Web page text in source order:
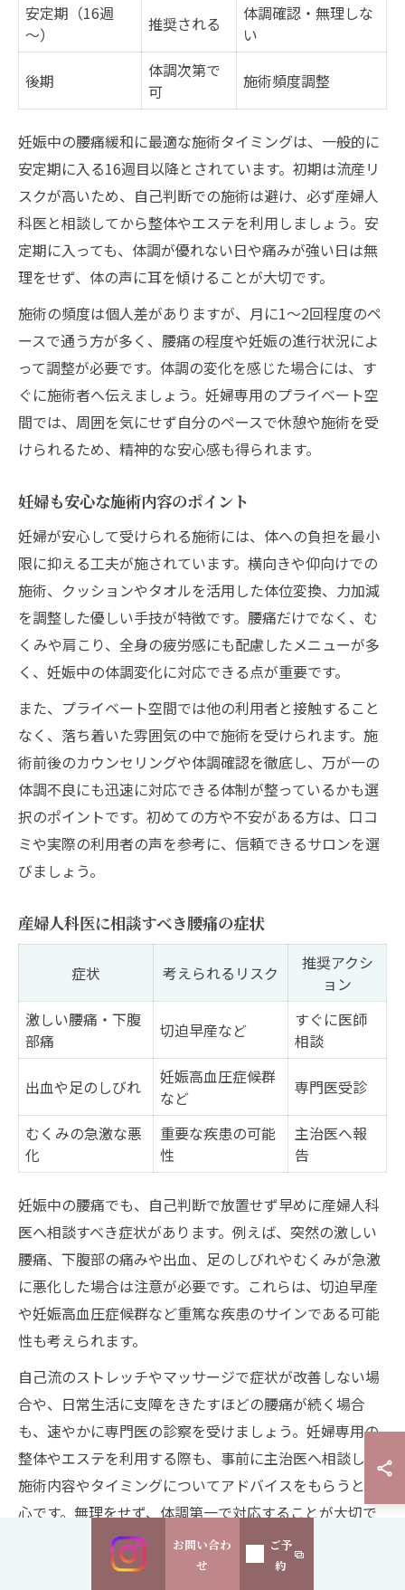
安定期（16週
～）
推奨される
体調確認・無理しな
い
後期
体調次第で
可
施術頻度調整
妊娠中の腰痛緩和に最適な施術タイミングは、一般的に
安定期に入る16週目以降とされています。初期は流産リ
スクが高いため、自己判断での施術は避け、必ず産婦人
科医と相談してから整体やエステを利用しましょう。安
定期に入っても、体調が優れない日や痛みが強い日は無
理をせず、体の声に耳を傾けることが大切です。
施術の頻度は個人差がありますが、月に1～2回程度のペ
ースで通う方が多く、腰痛の程度や妊娠の進行状況によ
って調整が必要です。体調の変化を感じた場合には、す
ぐに施術者へ伝えましょう。妊婦専用のプライベート空
間では、周囲を気にせず自分のペースで休憩や施術を受
けられるため、精神的な安心感も得られます。
妊婦も安心な施術内容のポイント
妊婦が安心して受けられる施術には、体への負担を最小
限に抑える工夫が施されています。横向きや仰向けでの
施術、クッションやタオルを活用した体位変換、力加減
を調整した優しい手技が特徴です。腰痛だけでなく、む
くみや肩こり、全身の疲労感にも配慮したメニューが多
く、妊娠中の体調変化に対応できる点が重要です。
また、プライベート空間では他の利用者と接触すること
なく、落ち着いた雰囲気の中で施術を受けられます。施
術前後のカウンセリングや体調確認を徹底し、万が一の
体調不良にも迅速に対応できる体制が整っているかも選
択のポイントです。初めての方や不安がある方は、口コ
ミや実際の利用者の声を参考に、信頼できるサロンを選
びましょう。
産婦人科医に相談すべき腰痛の症状
症状 考えられるリスク
推奨アクシ
ョン
激しい腰痛・下腹
部痛
切迫早産など
すぐに医師
相談
出血や足のしびれ
妊娠高血圧症候群
など
専門医受診
むくみの急激な悪
化
重要な疾患の可能
性
主治医へ報
告
妊娠中の腰痛でも、自己判断で放置せず早めに産婦人科
医へ相談すべき症状があります。例えば、突然の激しい
腰痛、下腹部の痛みや出血、足のしびれやむくみが急激
に悪化した場合は注意が必要です。これらは、切迫早産
や妊娠高血圧症候群など重篤な疾患のサインである可能
性も考えられます。
自己流のストレッチやマッサージで症状が改善しない場
合や、日常生活に支障をきたすほどの腰痛が続く場合
も、速やかに専門医の診察を受けましょう。妊婦専用の
整体やエステを利用する際も、事前に主治医へ相談し、
施術内容やタイミングについてアドバイスをもらうと安
心です。無理をせず、体調第一で対応することが大切で
お問い合わ
せ
ご予
約